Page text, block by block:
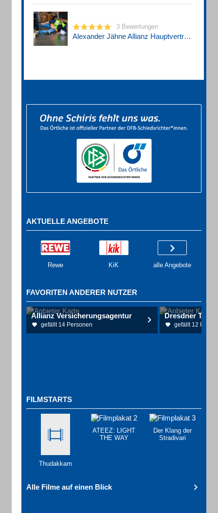
3 Bewertungen
Alexander Jähne Allianz Hauptvertretung Versicherungsagentur
AKTUELLE ANGEBOTE
Rewe KiK alle Angebote
FAVORITEN ANDERER NUTZER
Allianz Versicherungsagentur
gefällt 14 Personen gefällt 12
FILMSTARTS
Thudakkam
ATEEZ: LIGHT
THE WAY
Der Klang der
Stradivari
Alle Filme auf einen Blick